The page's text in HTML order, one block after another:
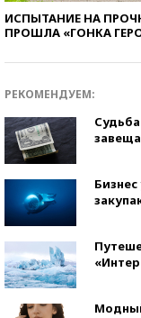
ИСПЫТАНИЕ НА
ПРОШЛА «ГОНКА
РЕКОМЕНДУЕМ: